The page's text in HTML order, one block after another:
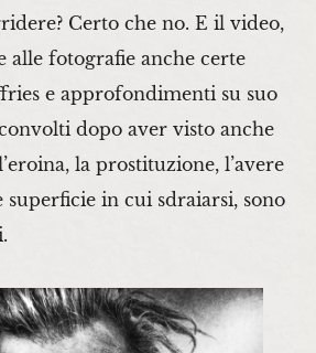
Certo che no. E il video,
alle fotografie anche certe
e approfondimenti su suo
dopo aver visto anche
la prostituzione, l’avere
superficie in cui sdraiarsi, sono